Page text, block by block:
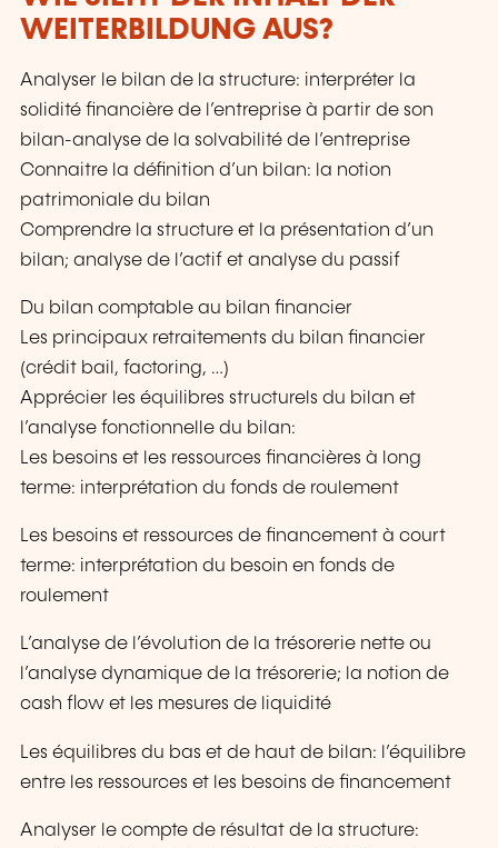
WEITERBILDUNG AUS?
Analyser le bilan de la structure: interpréter la
solidité financière de l’entreprise à partir de son
bilan-analyse de la solvabilité de l’entreprise
Connaitre la définition d’un bilan: la notion
patrimoniale du bilan
Comprendre la structure et la présentation d’un
bilan; analyse de l’actif et analyse du passif
Du bilan comptable au bilan financier
Les principaux retraitements du bilan financier
(crédit bail, factoring, …)
Apprécier les équilibres structurels du bilan et
l’analyse fonctionnelle du bilan:
Les besoins et les ressources financières à long
terme: interprétation du fonds de roulement
Les besoins et ressources de financement à court
terme: interprétation du besoin en fonds de
roulement
L’analyse de l’évolution de la trésorerie nette ou
l’analyse dynamique de la trésorerie; la notion de
cash flow et les mesures de liquidité
Les équilibres du bas et de haut de bilan: l’équilibre
entre les ressources et les besoins de financement
Analyser le compte de résultat de la structure: